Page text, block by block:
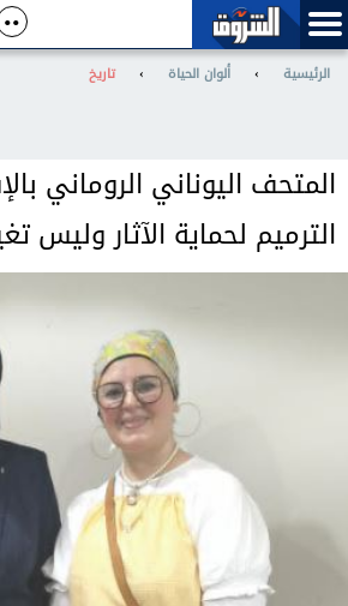
الرئيسية › ألوان الحياة › تاريخ
المتحف اليوناني الروماني
الترميم لحماية الآثار وليس